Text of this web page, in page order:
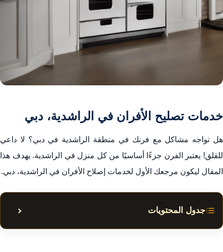
خدمات تصليح الأفران في الراشدية، دبي
هل تواجه مشاكل مع فرنك في منطقة الراشدية في دبي؟ لا داعي
للقلق! يعتبر الفرن جزءًا أساسيًا من كل منزل في الراشدية. يهدف هذا
المقال ليكون مرجعك الأول لخدمات إصلاح الأفران في الراشدية، دبي.
جدول المحتويات إظهار